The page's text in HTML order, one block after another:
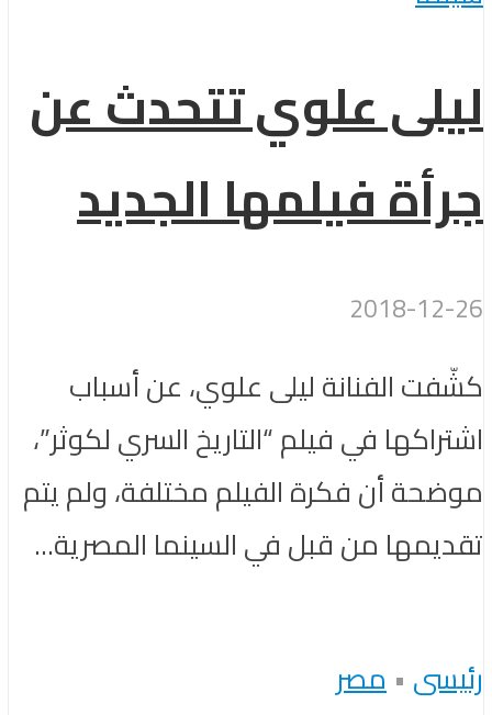
ليلى علوي تتحدث عن
جرأة فيلمها الجديد
2018-12-26
كشّفت الفنانة ليلى علوي، عن أسباب
اشتراكها في فيلم “التاريخ السري لكوثر”،
موضحة أن فكرة الفيلم مختلفة، ولم يتم
تقديمها من قبل في السينما المصرية...
رئيسى •مصر